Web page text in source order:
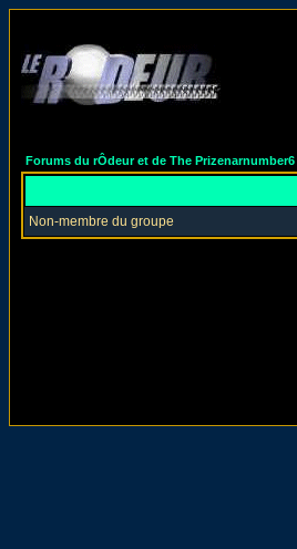
Forums du rÔdeur et de The
Non-membre du groupe